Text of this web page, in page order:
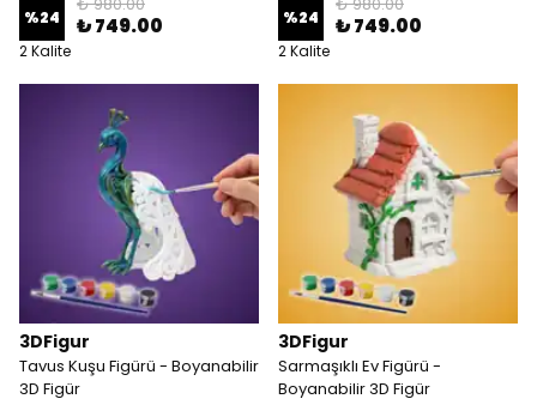
%24 ₺ 749.00
2 Kalite
%24 ₺ 749.00
2 Kalite
3DFigur
Tavus Kuşu Figürü - Boyanabilir
3D Figür
3DFigur
Sarmaşıklı Ev Figürü -
Boyanabilir 3D Figür